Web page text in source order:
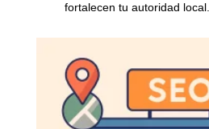
fortalecen tu autoridad local.